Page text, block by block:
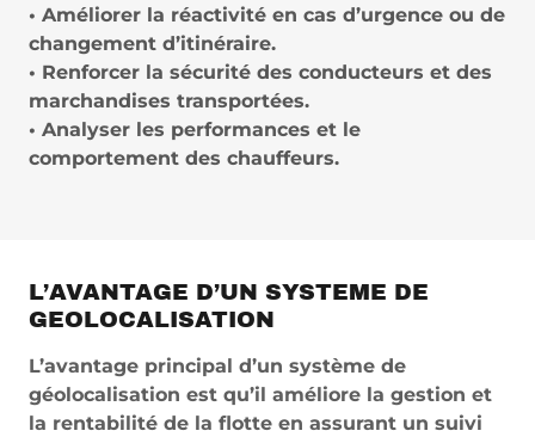
• Améliorer la réactivité en cas d’urgence ou de
changement d’itinéraire.
• Renforcer la sécurité des conducteurs et des
marchandises transportées.
• Analyser les performances et le
comportement des chauffeurs.
L’AVANTAGE D’UN SYSTEME DE
GEOLOCALISATION
L’avantage principal d’un système de
géolocalisation est qu’il améliore la gestion et
la rentabilité de la flotte en assurant un suivi